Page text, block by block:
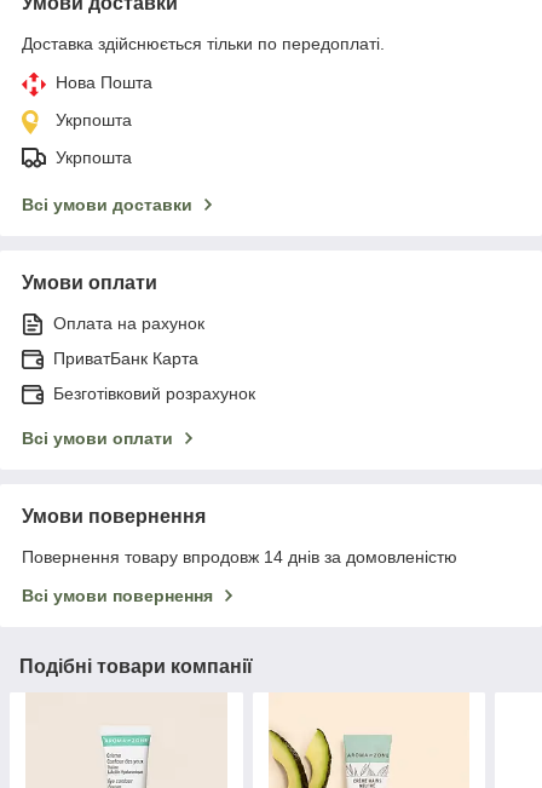
Доставка здійснюється тільки по передоплаті.
Нова Пошта
Укрпошта
Укрпошта
Всі умови доставки
Умови оплати
Оплата на рахунок
ПриватБанк Карта
Безготівковий розрахунок
Всі умови оплати
Умови повернення
Повернення товару впродовж 14 днів за домовленістю
Всі умови повернення
Подібні товари компанії